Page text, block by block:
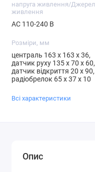
напруга живлення/
живлення
AC 110-240 В
Розміри, мм
централь 163 x 163 x 36,
датчик руху 135 х 70 х 60,
датчик відкриття 20 х 90,
радіобрелок 65 х 37 х 10
Всі характеристики
Опис